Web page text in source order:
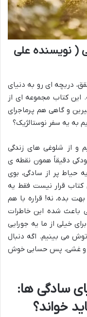
( نویسنده علی
دریچه ای رو به دنیای
این کتاب مجموعه ای از
و گاهی هم پرماجرای
به یه سفر نوستالژیک؟
و از شلوغی های زندگی
دقیقاً همون نقطه ی
حیاط پر از سادگی، بوی
قرار نیست فقط یه
بده، نه! قراره با هم
شده این خاطرات
خیلی از ما یه جورایی
می بینیم. اگه دنبال
و غشی، پس حسابی خوش
سادگی ها:
خواند؟